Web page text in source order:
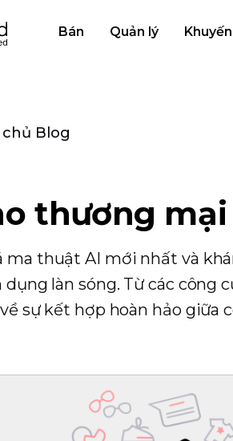
Bán Quản lý
chủ Blog
thương
ma thuật AI mới nhất và
làn sóng. Từ các công
sự kết hợp hoàn hảo giữa